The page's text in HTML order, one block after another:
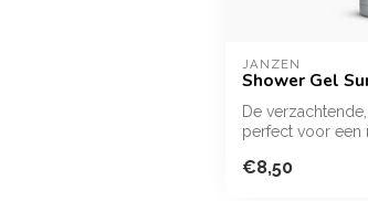
JANZEN
Shower Gel
De
perfect voor een
€8,50